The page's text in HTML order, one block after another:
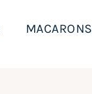
MACARONS